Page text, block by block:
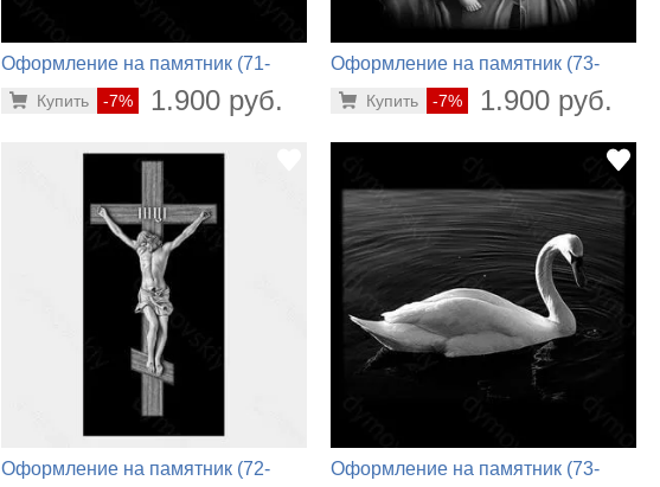
Оформление на памятник (71-
-7% 1.900 руб.
Купить
Оформление на памятник (73-
-7% 1.900 руб.
Купить
Оформление на памятник (72-
Оформление на памятник (73-